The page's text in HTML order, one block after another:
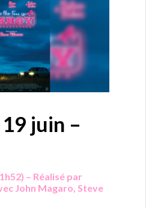
juin –
– Réalisé par
John Magaro, Steve